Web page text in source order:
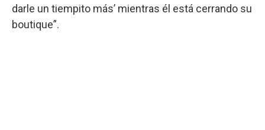
darle un tiempito más’ mientras él está cerrando su
boutique”.